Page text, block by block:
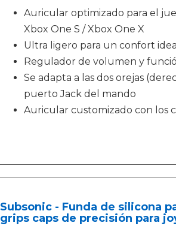
Auricular optimizado para el
Xbox One S / Xbox One X
Ultra ligero para un confort
Regulador de volumen y
Se adapta a las dos orejas
puerto Jack del mando
Auricular customizado con los
Subsonic - Funda de silicona
grips caps de precisión para